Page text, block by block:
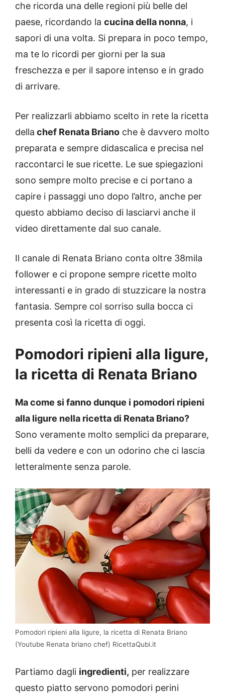
che ricorda una delle regioni più belle del
paese, ricordando la cucina della nonna, i
sapori di una volta. Si prepara in poco tempo,
ma te lo ricordi per giorni per la sua
freschezza e per il sapore intenso e in grado
di arrivare.
Per realizzarli abbiamo scelto in rete la ricetta
della chef Renata Briano che è davvero molto
preparata e sempre didascalica e precisa nel
raccontarci le sue ricette. Le sue spiegazioni
sono sempre molto precise e ci portano a
capire i passaggi uno dopo l’altro, anche per
questo abbiamo deciso di lasciarvi anche il
video direttamente dal suo canale.
Il canale di Renata Briano conta oltre 38mila
follower e ci propone sempre ricette molto
interessanti e in grado di stuzzicare la nostra
fantasia. Sempre col sorriso sulla bocca ci
presenta così la ricetta di oggi.
Pomodori ripieni alla ligure,
la ricetta di Renata Briano
Ma come si fanno dunque i pomodori ripieni
alla ligure nella ricetta di Renata Briano?
Sono veramente molto semplici da preparare,
belli da vedere e con un odorino che ci lascia
letteralmente senza parole.
Pomodori ripieni alla ligure, la ricetta di Renata Briano
(Youtube Renata briano chef) RicettaQubi.it
Partiamo dagli ingredienti, per realizzare
questo piatto servono pomodori perini